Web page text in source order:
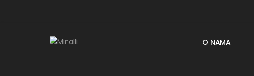
O NAMA